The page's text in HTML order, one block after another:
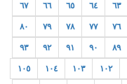
٦٣ ٦٤ ٦٥ ٦٦ ٦٧
٧٦ ٧٧ ٧٨ ٧٩ ٨٠
٨٩ ٩٠ ٩١ ٩٢ ٩٣
١٠٢ ١٠٣ ١٠٤ ١٠٥